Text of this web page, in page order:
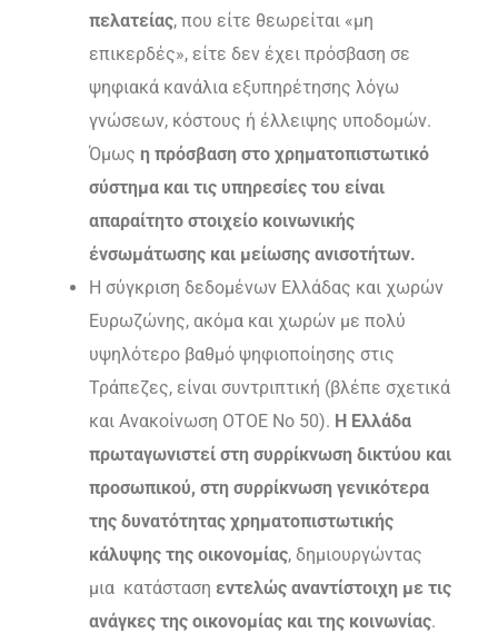
πελατείας, που είτε θεωρείται «μη
επικερδές», είτε δεν έχει πρόσβαση σε
ψηφιακά κανάλια εξυπηρέτησης λόγω
γνώσεων, κόστους ή έλλειψης υποδομών.
Όμως η πρόσβαση στο χρηματοπιστωτικό
σύστημα και τις υπηρεσίες του είναι
απαραίτητο στοιχείο κοινωνικής
ένσωμάτωσης και μείωσης ανισοτήτων.
Η σύγκριση δεδομένων Ελλάδας και χωρών
Ευρωζώνης, ακόμα και χωρών με πολύ
υψηλότερο βαθμό ψηφιοποίησης στις
Τράπεζες, είναι συντριπτική (βλέπε σχετικά
και Ανακοίνωση ΟΤΟΕ Νο 50). Η Ελλάδα
πρωταγωνιστεί στη συρρίκνωση δικτύου και
προσωπικού, στη συρρίκνωση γενικότερα
της δυνατότητας χρηματοπιστωτικής
κάλυψης της οικονομίας, δημιουργώντας
μια κατάσταση εντελώς αναντίστοιχη με τις
ανάγκες της οικονομίας και της κοινωνίας.